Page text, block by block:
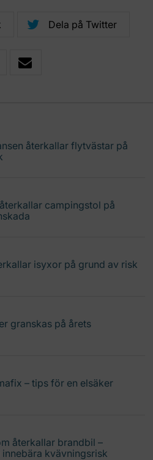
Dela på Twitter
återkallar flytvästar på
campingstol på
isyxor på grund av risk
granskas på årets
– tips för en elsäker
återkallar brandbil –
kvävningsrisk